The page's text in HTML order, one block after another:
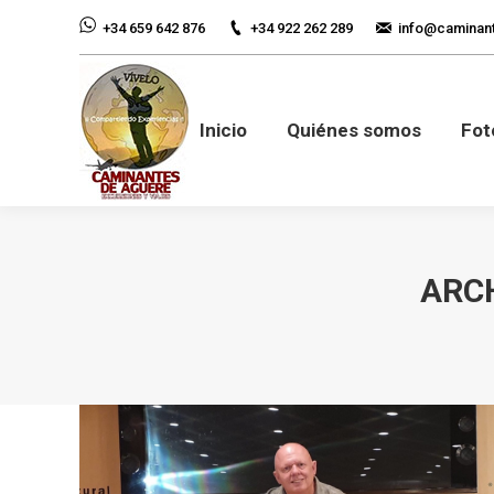
+34 659 642 876 +34 922 262 289
Inicio Quiénes somos